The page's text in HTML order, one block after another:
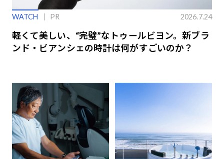
WATCH PR 2026.7.24
軽くて美しい、“完璧”なトゥールビヨン。新ブラ
ンド・ビアンシェの時計は何がすごいのか？